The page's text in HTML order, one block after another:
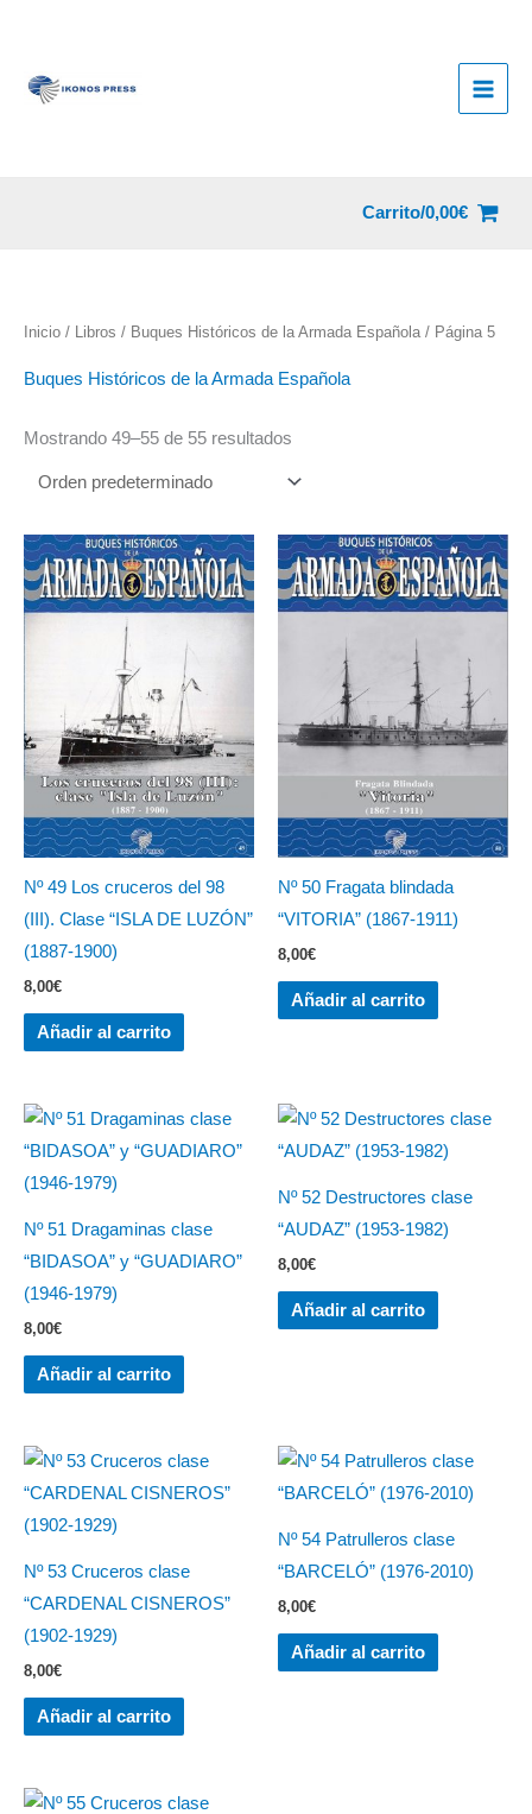
contenido
Carrito/0,00€
Inicio / Libros / Buques Históricos de la Armada Española / Página 5
Buques Históricos de la Armada Española
Mostrando 49–55 de 55 resultados
Nº 49 Los cruceros del 98
(III). Clase “ISLA DE LUZÓN”
(1887-1900)
8,00€
Añadir al carrito
Nº 50 Fragata blindada
“VITORIA” (1867-1911)
8,00€
Añadir al carrito
Nº 51 Dragaminas clase
“BIDASOA” y “GUADIARO”
(1946-1979)
8,00€
Añadir al carrito
Nº 52 Destructores clase
“AUDAZ” (1953-1982)
8,00€
Añadir al carrito
Nº 53 Cruceros clase
“CARDENAL CISNEROS”
(1902-1929)
8,00€
Añadir al carrito
Nº 54 Patrulleros clase
“BARCELÓ” (1976-2010)
8,00€
Añadir al carrito